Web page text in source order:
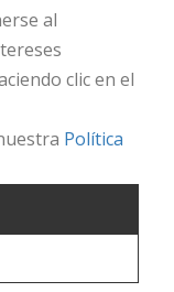
10:00-14:00
Cerrado
| Website creada por
al
clic en el
Política